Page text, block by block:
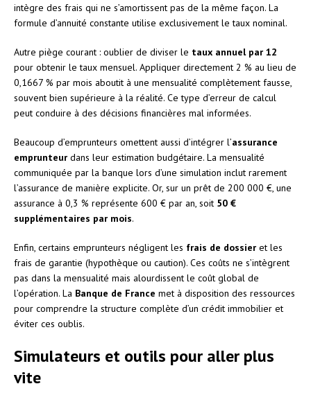
intègre des frais qui ne s’amortissent pas de la même façon. La
formule d’annuité constante utilise exclusivement le taux nominal.
Autre piège courant : oublier de diviser le taux annuel par 12
pour obtenir le taux mensuel. Appliquer directement 2 % au lieu de
0,1667 % par mois aboutit à une mensualité complètement fausse,
souvent bien supérieure à la réalité. Ce type d’erreur de calcul
peut conduire à des décisions financières mal informées.
Beaucoup d’emprunteurs omettent aussi d’intégrer l’assurance
emprunteur dans leur estimation budgétaire. La mensualité
communiquée par la banque lors d’une simulation inclut rarement
l’assurance de manière explicite. Or, sur un prêt de 200 000 €, une
assurance à 0,3 % représente 600 € par an, soit 50 €
supplémentaires par mois.
Enfin, certains emprunteurs négligent les frais de dossier et les
frais de garantie (hypothèque ou caution). Ces coûts ne s’intègrent
pas dans la mensualité mais alourdissent le coût global de
l’opération. La Banque de France met à disposition des ressources
pour comprendre la structure complète d’un crédit immobilier et
éviter ces oublis.
Simulateurs et outils pour aller plus
vite